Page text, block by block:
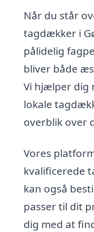
Når du står
tagdækker i
pålidelig
bliver både
Vi hjælper dig
lokale
overblik over
Vores
kvalificerede
kan også
passer til dit
dig med at